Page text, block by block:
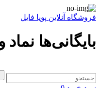
فروشگاه آنلاین پویا فایل
بایگانی‌ها